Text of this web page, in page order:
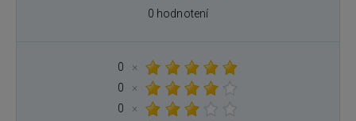
0 hodnotení
0
×
0
×
0
×